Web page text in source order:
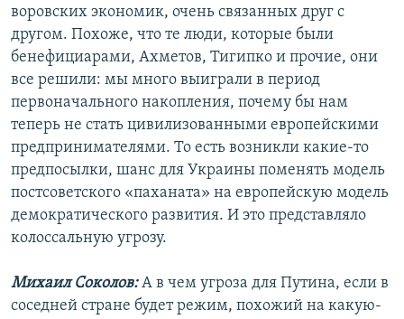
воровских экономик, очень связанных друг с
другом. Похоже, что те люди, которые были
бенефициарами, Ахметов, Тигипко и прочие, они
все решили: мы много выиграли в период
первоначального накопления, почему бы нам
теперь не стать цивилизованными европейскими
предпринимателями. То есть возникли какие-то
предпосылки, шанс для Украины поменять модель
постсоветского «паханата» на европейскую модель
демократического развития. И это представляло
колоссальную угрозу.
Михаил Соколов:А в чем угроза для Путина, если в
соседней стране будет режим, похожий на какую-